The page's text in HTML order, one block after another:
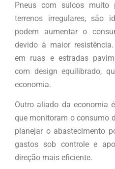
Pneus com sulcos muito
terrenos irregulares, são
podem aumentar o
devido à maior
em ruas e estradas
com design equilibrado,
economia.
Outro aliado da economia
que monitoram o consumo
planejar o abastecimento
gastos sob controle e
direção mais eficiente.